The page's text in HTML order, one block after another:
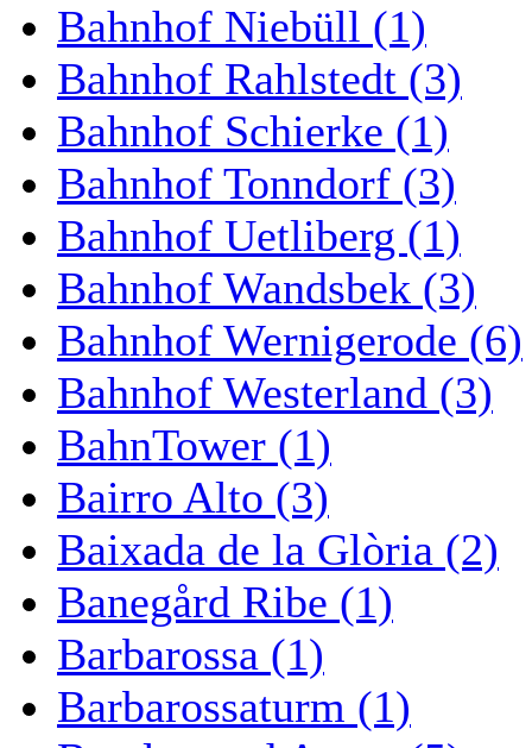
Bahnhof Niebüll (1)
Bahnhof Rahlstedt (3)
Bahnhof Schierke (1)
Bahnhof Tonndorf (3)
Bahnhof Uetliberg (1)
Bahnhof Wandsbek (3)
Bahnhof Wernigerode (6)
Bahnhof Westerland (3)
BahnTower (1)
Bairro Alto (3)
Baixada de la Glòria (2)
Banegård Ribe (1)
Barbarossa (1)
Barbarossaturm (1)